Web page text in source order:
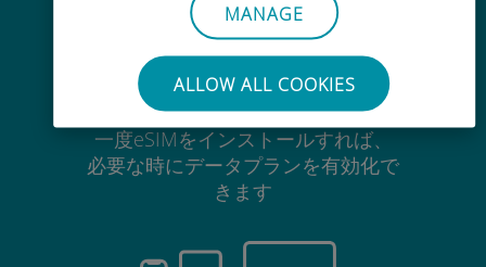
MANAGE
ALLOW ALL COOKIES
いつでも使用可能
一度eSIMをインストールすれば、
必要な時にデータプランを有効化で
きます